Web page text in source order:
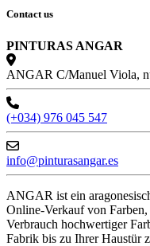
Contact us
PINTURAS ANGAR
ANGAR C/Manuel Viola,
(+034) 976 045 547
info@pinturasangar.es
ANGAR ist ein
Online-Verkauf von
Verbrauch hochwertiger
Fabrik bis zu Ihrer Haustür